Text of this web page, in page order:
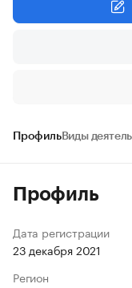
ПрофильВиды
Профиль
Дата регистрации
23 декабря 2021
Регион